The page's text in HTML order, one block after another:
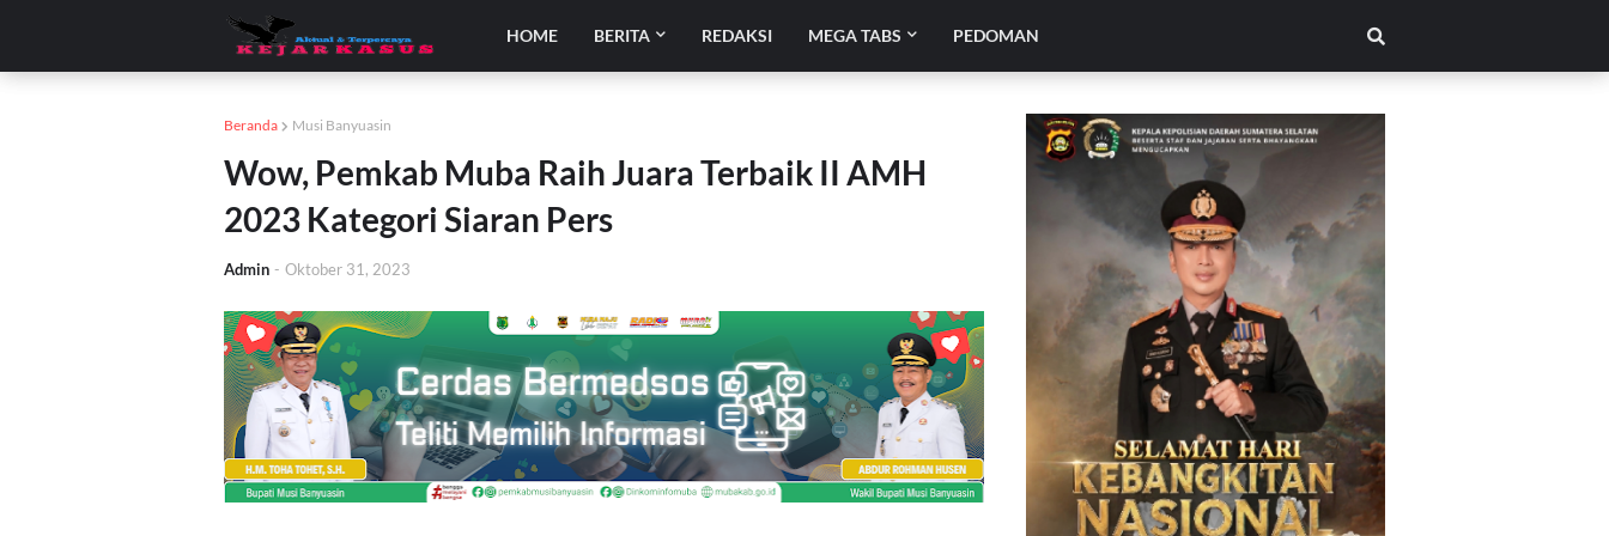
HOME BERITA REDAKSI MEGA TABS PEDOMAN
Beranda Musi Banyuasin
Wow, Pemkab Muba Raih Juara Terbaik II AMH
2023 Kategori Siaran Pers
Admin - Oktober 31, 2023